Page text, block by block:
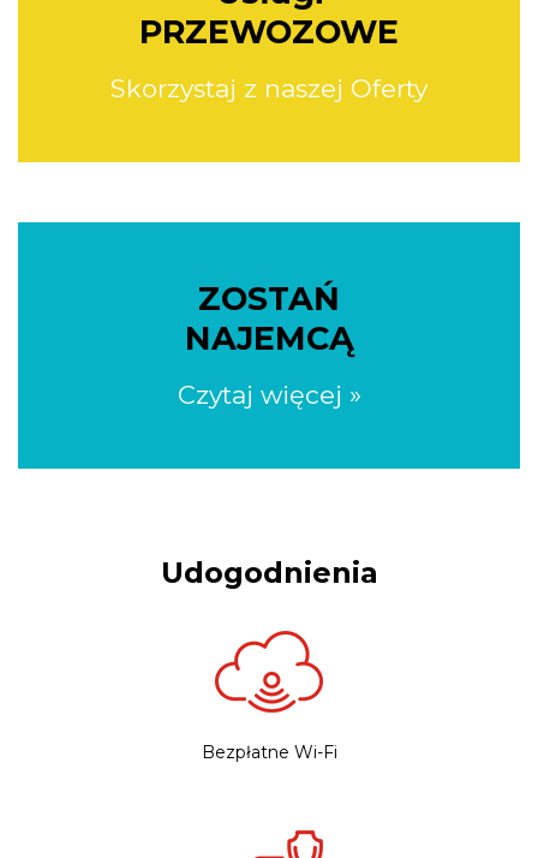
PRZEWOZOWE
Skorzystaj z naszej Oferty
ZOSTAŃ
NAJEMCĄ
Czytaj więcej »
Udogodnienia
Bezpłatne Wi-Fi